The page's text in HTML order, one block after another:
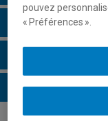
Horaire - Été 2026
Horaire -
Horaire - Hiver
pouvez
« Préférences ».